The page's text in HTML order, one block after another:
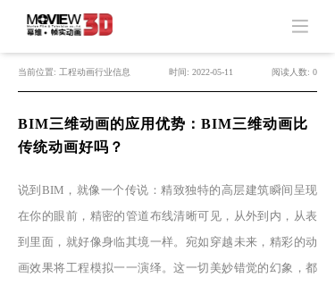
当前位置: 工程动画行业信息 时间: 2022-05-11 阅读人数: 0
BIM三维动画的应用优势：BIM三维动画比
传统动画好吗？
说到BIM，就像一个传说：精致独特的高层建筑瞬间呈现
在你的眼前，精密的管道布线清晰可见，从外到内，从表
到里面，就好像身临其境一样。宛如穿越未来，精彩的动
画效果将工程模拟一一演绎。这一切美妙错觉的幻象，都